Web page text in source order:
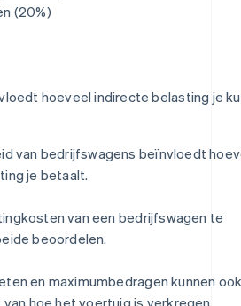
(20%)
hoeveel indirecte belasting je
van bedrijfswagens beïnvloedt
je betaalt.
van een bedrijfswagen te
beoordelen.
en maximumbedragen kunnen
van hoe het voertuig is verkregen